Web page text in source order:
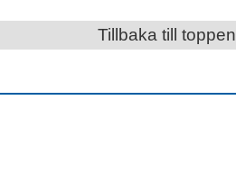
Tillbaka till toppen